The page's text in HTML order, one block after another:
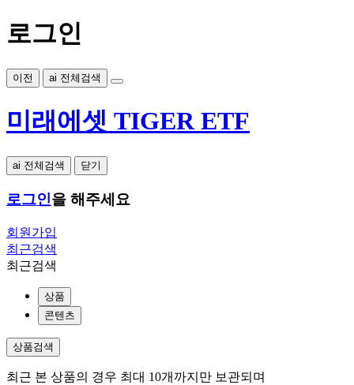
로그인
이전 ai 전체검색
미래에셋 TIGER ETF
ai 전체검색 닫기
로그인을 해주세요
회원가입
최근검색
최근검색
상품
콘텐츠
상품검색
최근 본 상품의 경우 최대 10개까지만 보관되며